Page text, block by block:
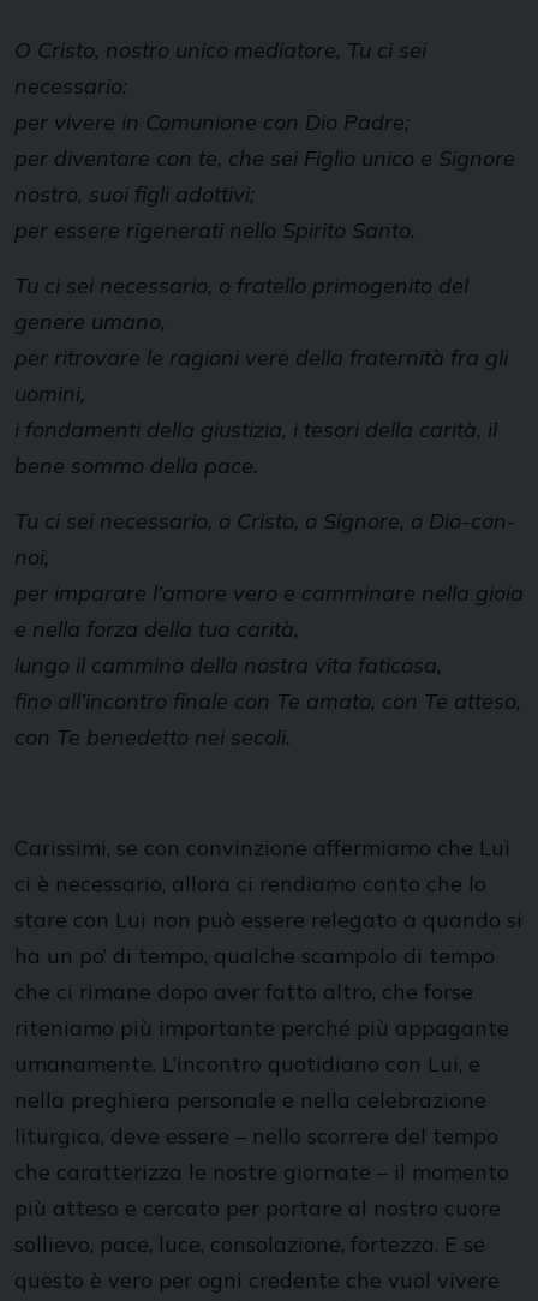
O Cristo, nostro unico mediatore, Tu ci sei
necessario:
per vivere in Comunione con Dio Padre;
per diventare con te, che sei Figlio unico e Signore
nostro, suoi figli adottivi;
per essere rigenerati nello Spirito Santo.
Tu ci sei necessario, o fratello primogenito del
genere umano,
per ritrovare le ragioni vere della fraternità fra gli
uomini,
i fondamenti della giustizia, i tesori della carità, il
bene sommo della pace.
Tu ci sei necessario, o Cristo, o Signore, o Dio-con-
noi,
per imparare l’amore vero e camminare nella gioia
e nella forza della tua carità,
lungo il cammino della nostra vita faticosa,
fino all’incontro finale con Te amato, con Te atteso,
con Te benedetto nei secoli.
Carissimi, se con convinzione affermiamo che Lui
ci è necessario, allora ci rendiamo conto che lo
stare con Lui non può essere relegato a quando si
ha un po’ di tempo, qualche scampolo di tempo
che ci rimane dopo aver fatto altro, che forse
riteniamo più importante perché più appagante
umanamente. L’incontro quotidiano con Lui, e
nella preghiera personale e nella celebrazione
liturgica, deve essere – nello scorrere del tempo
che caratterizza le nostre giornate – il momento
più atteso e cercato per portare al nostro cuore
sollievo, pace, luce, consolazione, fortezza. E se
questo è vero per ogni credente che vuol vivere